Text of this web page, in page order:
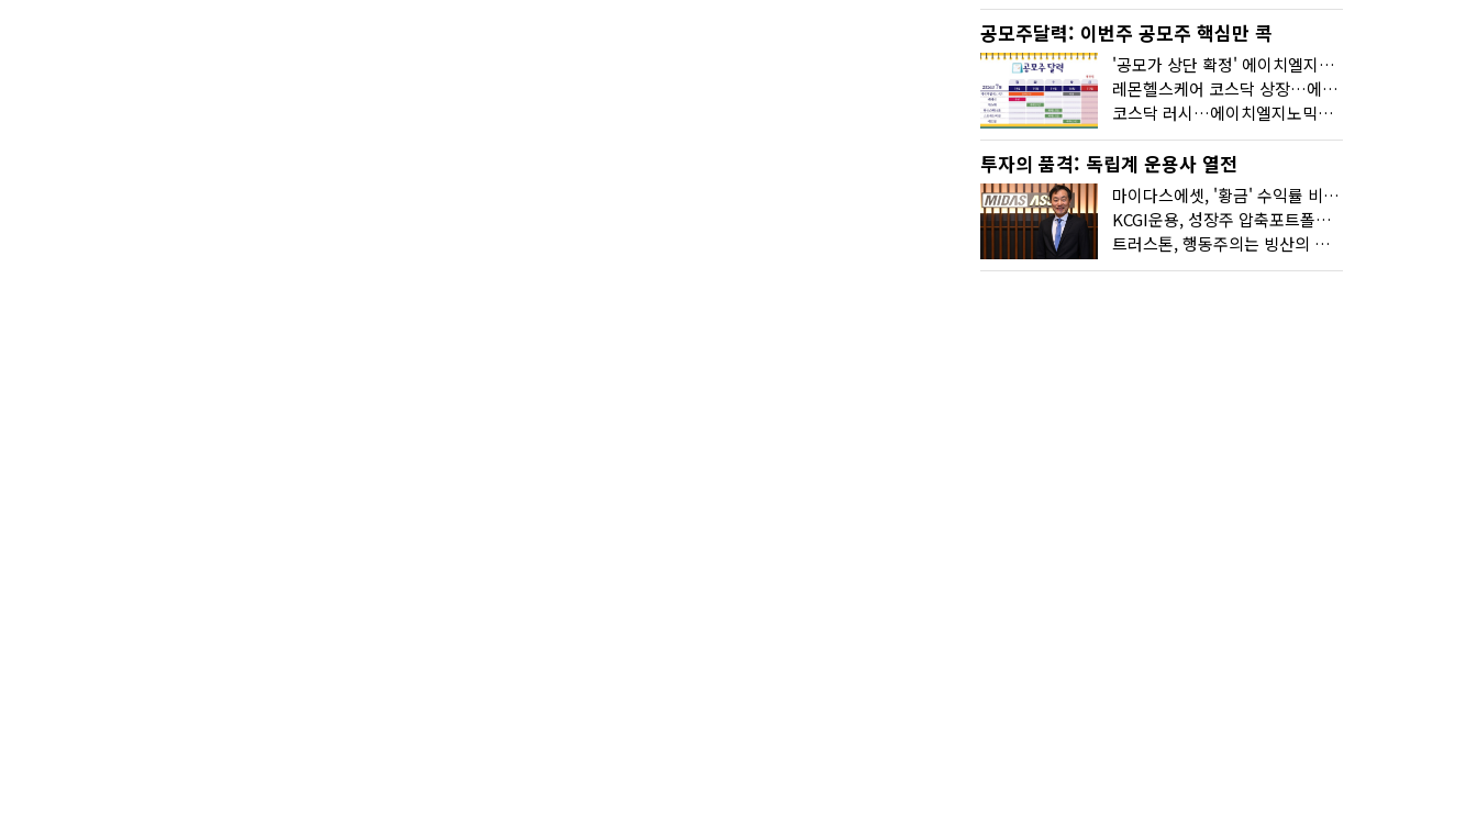
공모주달력: 이번주 공모주 핵심만 콕
'공모가 상단 확정' 에이치엘지노믹스 청약
레몬헬스케어 코스닥 상장…에이치엘지노믹스 수요예측
코스닥 러시…에이치엘지노믹스 수요예측·레메디 청약
투자의 품격: 독립계 운용사 열전
마이다스에셋, '황금' 수익률 비결은 '꾸준함'
KCGI운용, 성장주 압축포트폴리오로 새 길을 그리다
트러스톤, 행동주의는 빙산의 일각...진정한 힘은 '주식형 강자'